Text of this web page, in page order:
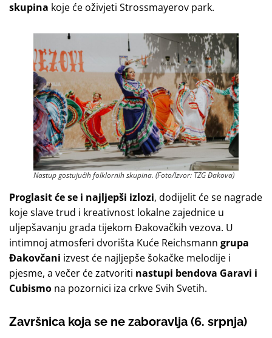
skupina koje će oživjeti Strossmayerov park.
Nastup gostujućih folklornih skupina. (Foto/Izvor: TZG Đakova)
Proglasit će se i najljepši izlozi, dodijelit će se nagrade
koje slave trud i kreativnost lokalne zajednice u
uljepšavanju grada tijekom Đakovačkih vezova. U
intimnoj atmosferi dvorišta Kuće Reichsmann grupa
Đakovčani izvest će najljepše šokačke melodije i
pjesme, a večer će zatvoriti nastupi bendova Garavi i
Cubismo na pozornici iza crkve Svih Svetih.
Završnica koja se ne zaboravlja (6. srpnja)